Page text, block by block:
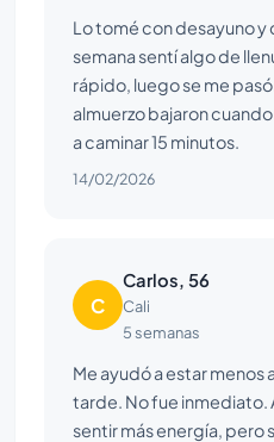
Lo tomé con desayuno y
semana sentí algo de
rápido, luego se me
almuerzo bajaron
a caminar 15 minutos.
14/02/2026
C
Carlos, 56
Cali
5 semanas
Me ayudó a estar menos
tarde. No fue inmediato.
sentir más energía, pero